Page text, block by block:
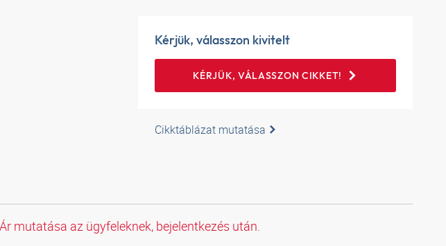
Kérjük, válasszon kivitelt
KÉRJÜK, VÁLASSZON CIKKET!
Cikktáblázat mutatása
Ár mutatása az ügyfeleknek, bejelentkezés után.